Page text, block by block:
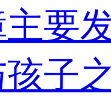
主要
子之